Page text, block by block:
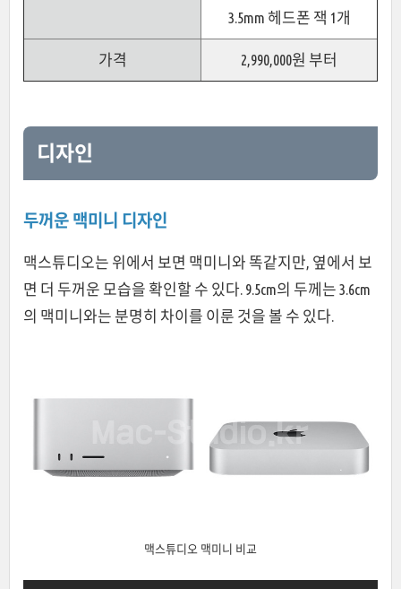
3.5mm 헤드폰 잭 1개
가격 2,990,000원 부터
디자인
두꺼운 맥미니 디자인
맥스튜디오는 위에서 보면 맥미니와 똑같지만, 옆에서 보
면 더 두꺼운 모습을 확인할 수 있다. 9.5cm의 두께는 3.6cm
의 맥미니와는 분명히 차이를 이룬 것을 볼 수 있다.
맥스튜디오 맥미니 비교